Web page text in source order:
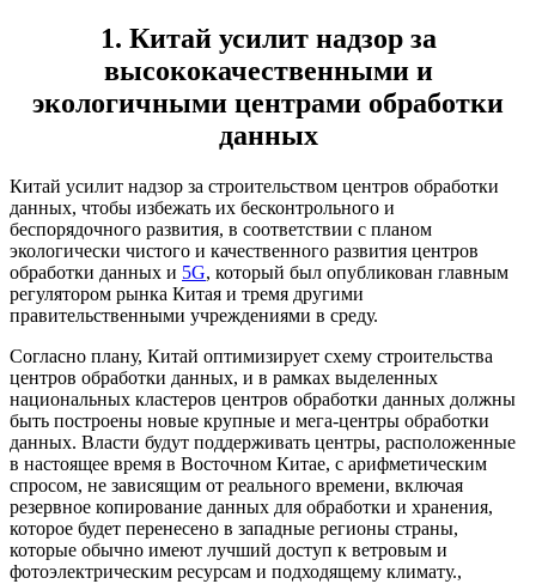
1. Китай усилит надзор за
высококачественными и
экологичными центрами обработки
данных
Китай усилит надзор за строительством центров обработки
данных, чтобы избежать их бесконтрольного и
беспорядочного развития, в соответствии с планом
экологически чистого и качественного развития центров
обработки данных и 5G, который был опубликован главным
регулятором рынка Китая и тремя другими
правительственными учреждениями в среду.
Согласно плану, Китай оптимизирует схему строительства
центров обработки данных, и в рамках выделенных
национальных кластеров центров обработки данных должны
быть построены новые крупные и мега-центры обработки
данных. Власти будут поддерживать центры, расположенные
в настоящее время в Восточном Китае, с арифметическим
спросом, не зависящим от реального времени, включая
резервное копирование данных для обработки и хранения,
которое будет перенесено в западные регионы страны,
которые обычно имеют лучший доступ к ветровым и
фотоэлектрическим ресурсам и подходящему климату.,